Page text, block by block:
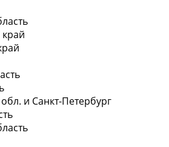
и Санкт-Петербург